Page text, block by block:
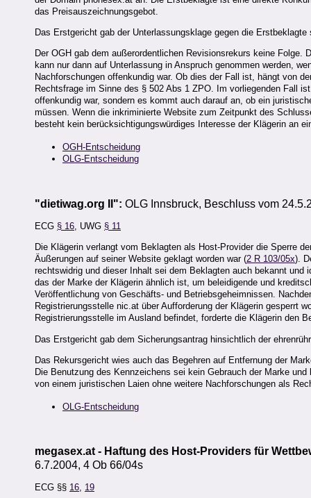
das Preisauszeichnungsgebot.
Das Erstgericht gab der Unterlassungsklage gegen die
Der OGH gab dem außerordentlichen Revisionsrekurs keine
kann nur dann auf Unterlassung in Anspruch genommen werden,
Nachforschungen offenkundig war. Ob dies der Fall ist, hängt von
Rechtsfrage im Sinne des § 502 Abs 1 ZPO. Im vorliegenden Fall
offenkundig war, sondern es kommt auch darauf an, ob ein
müssen. Wenn die inkriminierte Website zum Zeitpunkt des
besteht kein berücksichtigungswürdiges Interesse der Klägerin an
OGH-Entscheidung
OLG-Entscheidung
"dietiwag.org II": OLG Innsbruck, Beschluss vom
ECG § 16 , UWG § 11
Die Klägerin verlangt vom Beklagten als Host-Provider die Sperre
Äußerungen auf seiner Website geklagt worden war (2 R 103/05x).
rechtswidrig und dieser Inhalt sei dem Beklagten auch bekannt
das der Marke der Klägerin ähnlich ist, um beleidigende und
Veröffentlichung von Geschäfts- und Betriebsgeheimnissen.
Registrierungsstelle nic.at über Aufforderung der Klägerin gesperrt
Registrierungsstelle im Ausland befindet, forderte die Klägerin den
Das Erstgericht gab dem Sicherungsantrag hinsichtlich der
Das Rekursgericht wies auch das Begehren auf Entfernung der
Die Benutzung des Kennzeichens sei kein Gebrauch der Marke
von einem juristischen Laien ohne weitere Nachforschungen als
OLG-Entscheidung
megasex.at - Haftung des Host-Providers für
6.7.2004, 4 Ob 66/04s
ECG §§ 16, 19